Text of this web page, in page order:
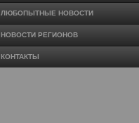
ЛЮБОПЫТНЫЕ НОВОСТИ
НОВОСТИ РЕГИОНОВ
КОНТАКТЫ